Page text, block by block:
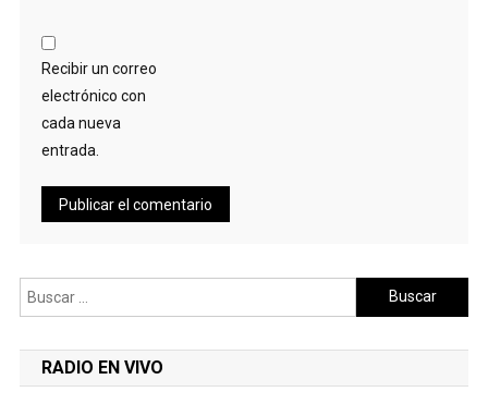
Recibir un correo
electrónico con
cada nueva
entrada.
Buscar:
RADIO EN VIVO